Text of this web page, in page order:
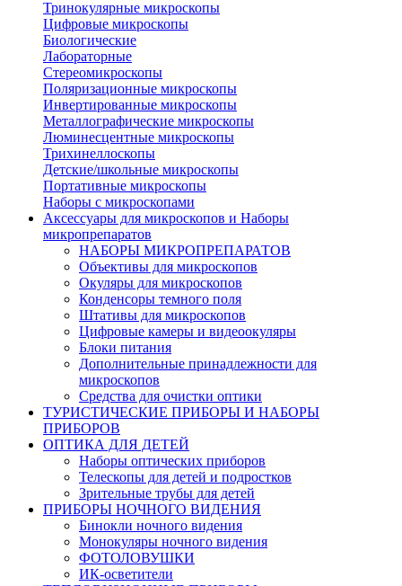
Тринокулярные микроскопы
Цифровые микроскопы
Биологические
Лабораторные
Стереомикроскопы
Поляризационные микроскопы
Инвертированные микроскопы
Металлографические микроскопы
Люминесцентные микроскопы
Трихинеллоскопы
Детские/школьные микроскопы
Портативные микроскопы
Наборы с микроскопами
Аксессуары для микроскопов и Наборы
микропрепаратов
НАБОРЫ МИКРОПРЕПАРАТОВ
Объективы для микроскопов
Окуляры для микроскопов
Конденсоры темного поля
Штативы для микроскопов
Цифровые камеры и видеоокуляры
Блоки питания
Дополнительные принадлежности для
микроскопов
Средства для очистки оптики
ТУРИСТИЧЕСКИЕ ПРИБОРЫ И НАБОРЫ
ПРИБОРОВ
ОПТИКА ДЛЯ ДЕТЕЙ
Наборы оптических приборов
Телескопы для детей и подростков
Зрительные трубы для детей
ПРИБОРЫ НОЧНОГО ВИДЕНИЯ
Бинокли ночного видения
Монокуляры ночного видения
ФОТОЛОВУШКИ
ИК-осветители